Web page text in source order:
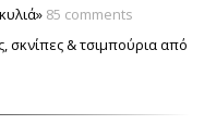
85 comments
σκνίπες & τσιμπούρια από